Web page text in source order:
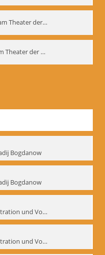
„Karlsson vom Dach“ am Theater der Satire, Moskau 1985
„Warten auf Godot“ am Theater der Saire, Moskau 1980er
Bogdanow
Bogdanow
Biomechanik-Demonstration und Vortrag, Berliner Ensemble, 04.10.1991
Biomechanik-Demonstration und Vortrag, Berliner Ensemble, 04.10.1991